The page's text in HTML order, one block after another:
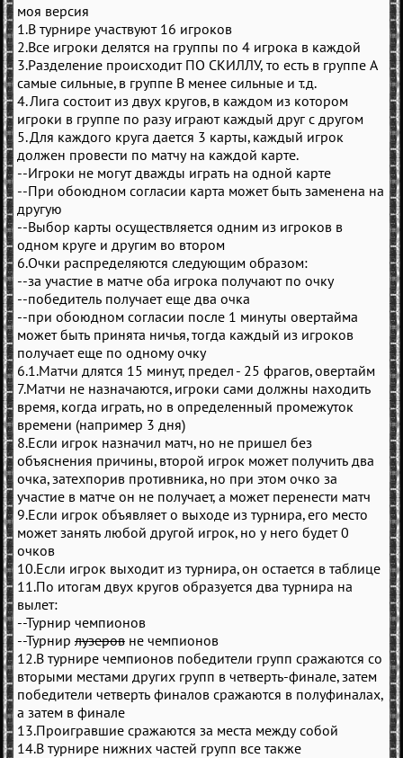
моя версия
1.В турнире участвуют 16 игроков
2.Все игроки делятся на группы по 4 игрока в каждой
3.Разделение происходит ПО СКИЛЛУ, то есть в группе А
самые сильные, в группе B менее сильные и т.д.
4.Лига состоит из двух кругов, в каждом из котором
игроки в группе по разу играют каждый друг с другом
5.Для каждого круга дается 3 карты, каждый игрок
должен провести по матчу на каждой карте.
--Игроки не могут дважды играть на одной карте
--При обоюдном согласии карта может быть заменена на
другую
--Выбор карты осуществляется одним из игроков в
одном круге и другим во втором
6.Очки распределяются следующим образом:
--за участие в матче оба игрока получают по очку
--победитель получает еще два очка
--при обоюдном согласии после 1 минуты овертайма
может быть принята ничья, тогда каждый из игроков
получает еще по одному очку
6.1.Матчи длятся 15 минут, предел - 25 фрагов, овертайм
7.Матчи не назначаются, игроки сами должны находить
время, когда играть, но в определенный промежуток
времени (например 3 дня)
8.Если игрок назначил матч, но не пришел без
объяснения причины, второй игрок может получить два
очка, затехпорив противника, но при этом очко за
участие в матче он не получает, а может перенести матч
9.Если игрок объявляет о выходе из турнира, его место
может занять любой другой игрок, но у него будет 0
очков
10.Если игрок выходит из турнира, он остается в таблице
11.По итогам двух кругов образуется два турнира на
вылет:
--Турнир чемпионов
--Турнир лузеров не чемпионов
12.В турнире чемпионов победители групп сражаются со
вторыми местами других групп в четверть-финале, затем
победители четверть финалов сражаются в полуфиналах,
а затем в финале
13.Проигравшие сражаются за места между собой
14.В турнире нижних частей групп все также